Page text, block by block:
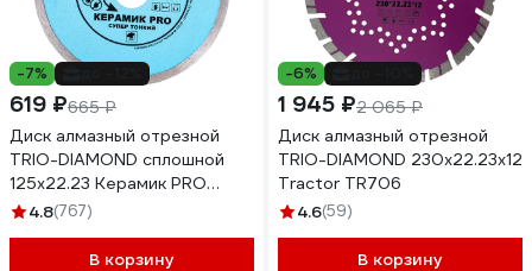
-7%
619 ₽665 ₽
Диск алмазный отрезной
TRIO-DIAMOND сплошной
125x22.23 Керамик PRO
Супер Тонкий 370125
4.8(767)
В корзину
-6%
1 945 ₽2 065 ₽
Диск алмазный отрезной
TRIO-DIAMOND 230x22.23x12
Tractor TR706
4.6(59)
В корзину